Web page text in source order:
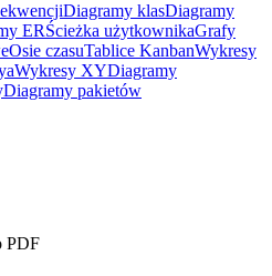
Diagramy klasDiagramy
ERŚcieżka użytkownikaGrafy
Osie czasuTablice KanbanWykresy
Wykresy XYDiagramy
Diagramy pakietów
PDF